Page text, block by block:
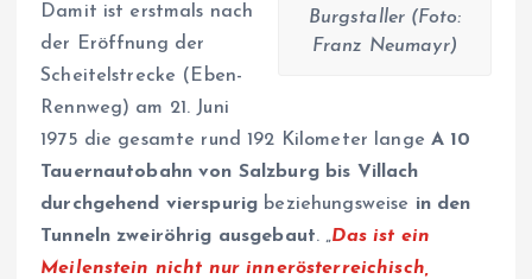
Burgstaller (Foto:
Franz Neumayr)
Damit ist erstmals nach
der Eröffnung der
Scheitelstrecke (Eben-
Rennweg) am 21. Juni
1975 die gesamte rund 192 Kilometer lange A 10
Tauernautobahn von Salzburg bis Villach
durchgehend vierspurig beziehungsweise in den
Tunneln zweiröhrig ausgebaut. „Das ist ein
Meilenstein nicht nur innerösterreichisch,